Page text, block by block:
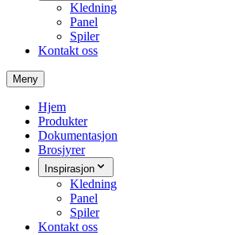
Kledning
Panel
Spiler
Kontakt oss
Meny
Hjem
Produkter
Dokumentasjon
Brosjyrer
Inspirasjon
Kledning
Panel
Spiler
Kontakt oss